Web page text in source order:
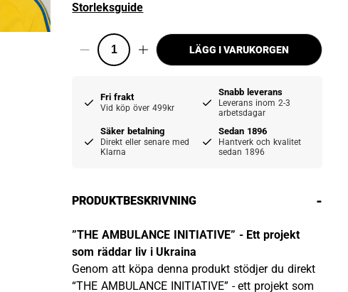
Storleksguide
LÄGG I VARUKORGEN
Fri frakt
Vid köp över 499kr
Snabb leverans
Leverans inom 2-3
arbetsdagar
Säker betalning
Direkt eller senare med
Klarna
Sedan 1896
Hantverk och kvalitet
sedan 1896
PRODUKTBESKRIVNING -
”THE AMBULANCE INITIATIVE” - Ett projekt
som räddar liv i Ukraina
Genom att köpa denna produkt stödjer du direkt
“THE AMBULANCE INITIATIVE” - ett projekt som